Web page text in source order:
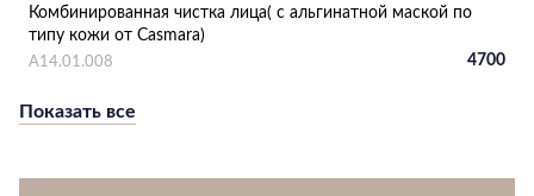
А14.01.008
Комбинированная чистка лица( с альгинатной маской по
типу кожи от Casmara)
4700
Показать все